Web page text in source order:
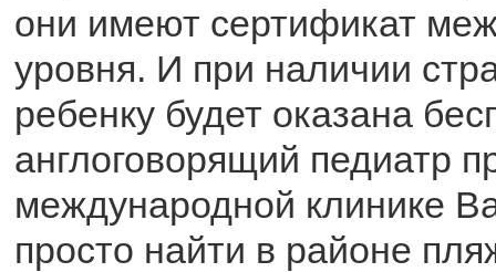
они имеют сертификат
уровня. И при наличии
ребенку будет оказана
англоговорящий педиатр
международной клинике
просто найти в районе